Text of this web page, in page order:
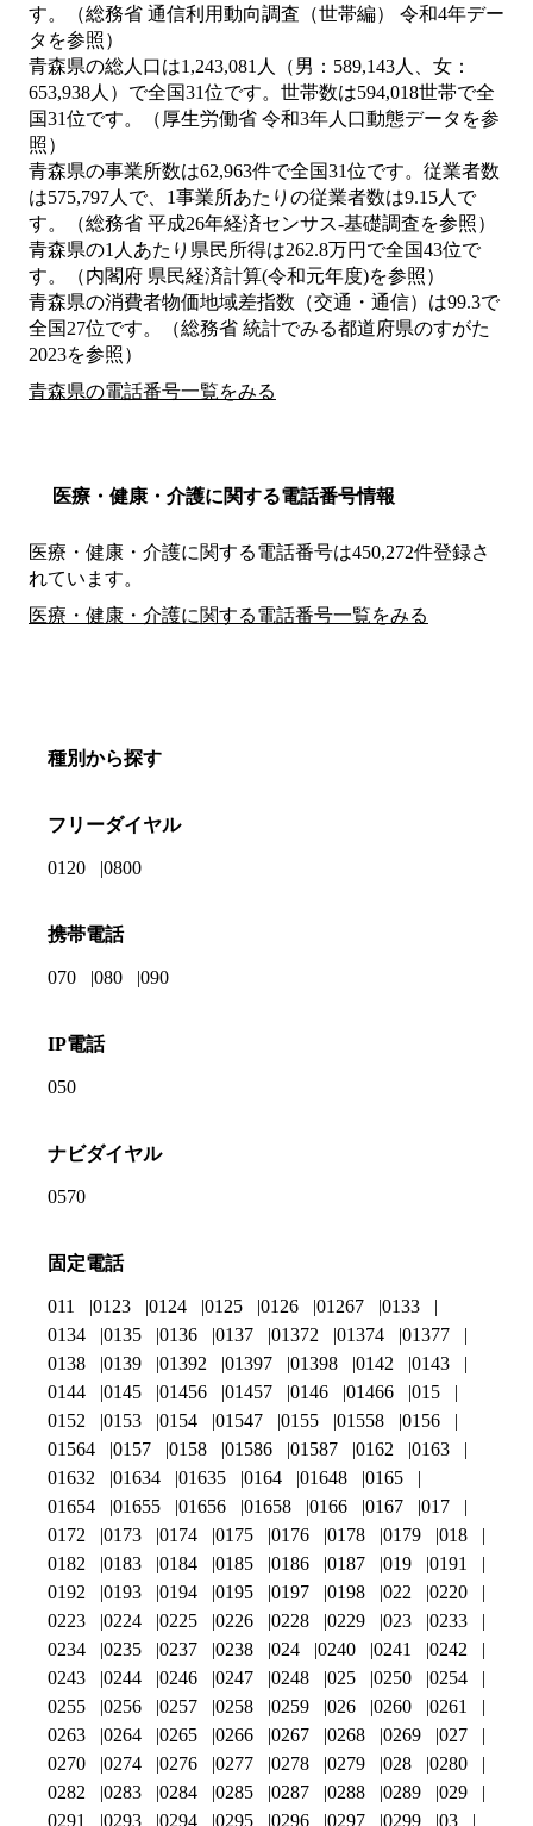
す。（総務省 通信利用動向調査（世帯編） 令和4年デー
タを参照）
青森県の総人口は1,243,081人（男：589,143人、女：
653,938人）で全国31位です。世帯数は594,018世帯で全
国31位です。（厚生労働省 令和3年人口動態データを参
照）
青森県の事業所数は62,963件で全国31位です。従業者数
は575,797人で、1事業所あたりの従業者数は9.15人で
す。（総務省 平成26年経済センサス‐基礎調査を参照）
青森県の1人あたり県民所得は262.8万円で全国43位で
す。（内閣府 県民経済計算(令和元年度)を参照）
青森県の消費者物価地域差指数（交通・通信）は99.3で
全国27位です。（総務省 統計でみる都道府県のすがた
2023を参照）
青森県の電話番号一覧をみる
医療・健康・介護に関する電話番号情報
医療・健康・介護に関する電話番号は450,272件登録さ
れています。
医療・健康・介護に関する電話番号一覧をみる
種別から探す
フリーダイヤル
0120 0800
携帯電話
070 080 090
IP電話
050
ナビダイヤル
0570
固定電話
011 0123 0124 0125 0126 01267
0133
0134
0135 0136 0137 01372 01374
01377
0138
0139 01392 01397 01398 0142
0143
0144
0145 01456 01457 0146 01466
015
0152
0153 0154 01547 0155 01558
0156
01564
0157 0158 01586 01587 0162
0163
01632
01634 01635 0164 01648
0165
01654
01655 01656 01658 0166 0167
017
0172
0173 0174 0175 0176 0178 0179
018
0182
0183 0184 0185 0186 0187 019
0191
0192
0193 0194 0195 0197 0198 022
0220
0223
0224 0225 0226 0228 0229 023
0233
0234
0235 0237 0238 024 0240 0241
0242
0243
0244 0246 0247 0248 025 0250
0254
0255
0256 0257 0258 0259 026 0260
0261
0263
0264 0265 0266 0267 0268 0269
027
0270
0274 0276 0277 0278 0279 028
0280
0282
0283 0284 0285 0287 0288 0289
029
0291
0293 0294 0295 0296 0297 0299 03